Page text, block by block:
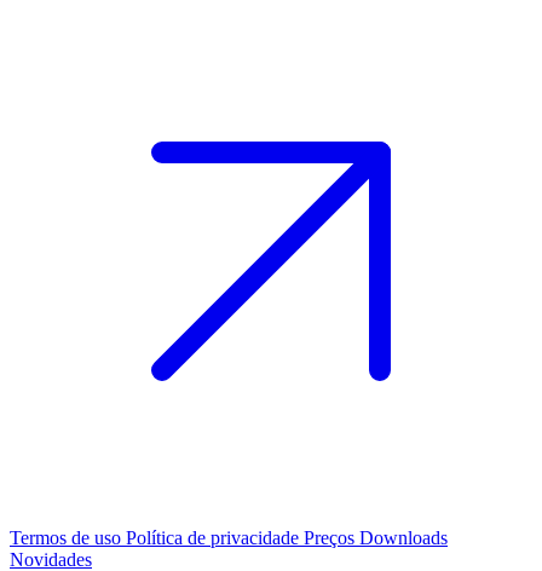
Termos de uso Política de privacidade Preços Downloads
Novidades